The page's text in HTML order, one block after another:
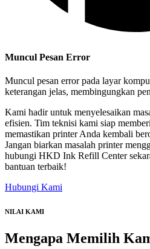
Muncul Pesan Error
Muncul pesan error pada layar
keterangan jelas, membingungkan
Kami hadir untuk menyelesaikan
efisien. Tim teknisi kami siap
memastikan printer Anda kembali
Jangan biarkan masalah printer
hubungi HKD Ink Refill Center
bantuan terbaik!
Hubungi Kami
NILAI KAMI
Mengapa Memilih